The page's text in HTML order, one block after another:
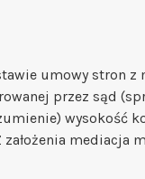
umowy stron
przez sąd
wysokość
mediacja